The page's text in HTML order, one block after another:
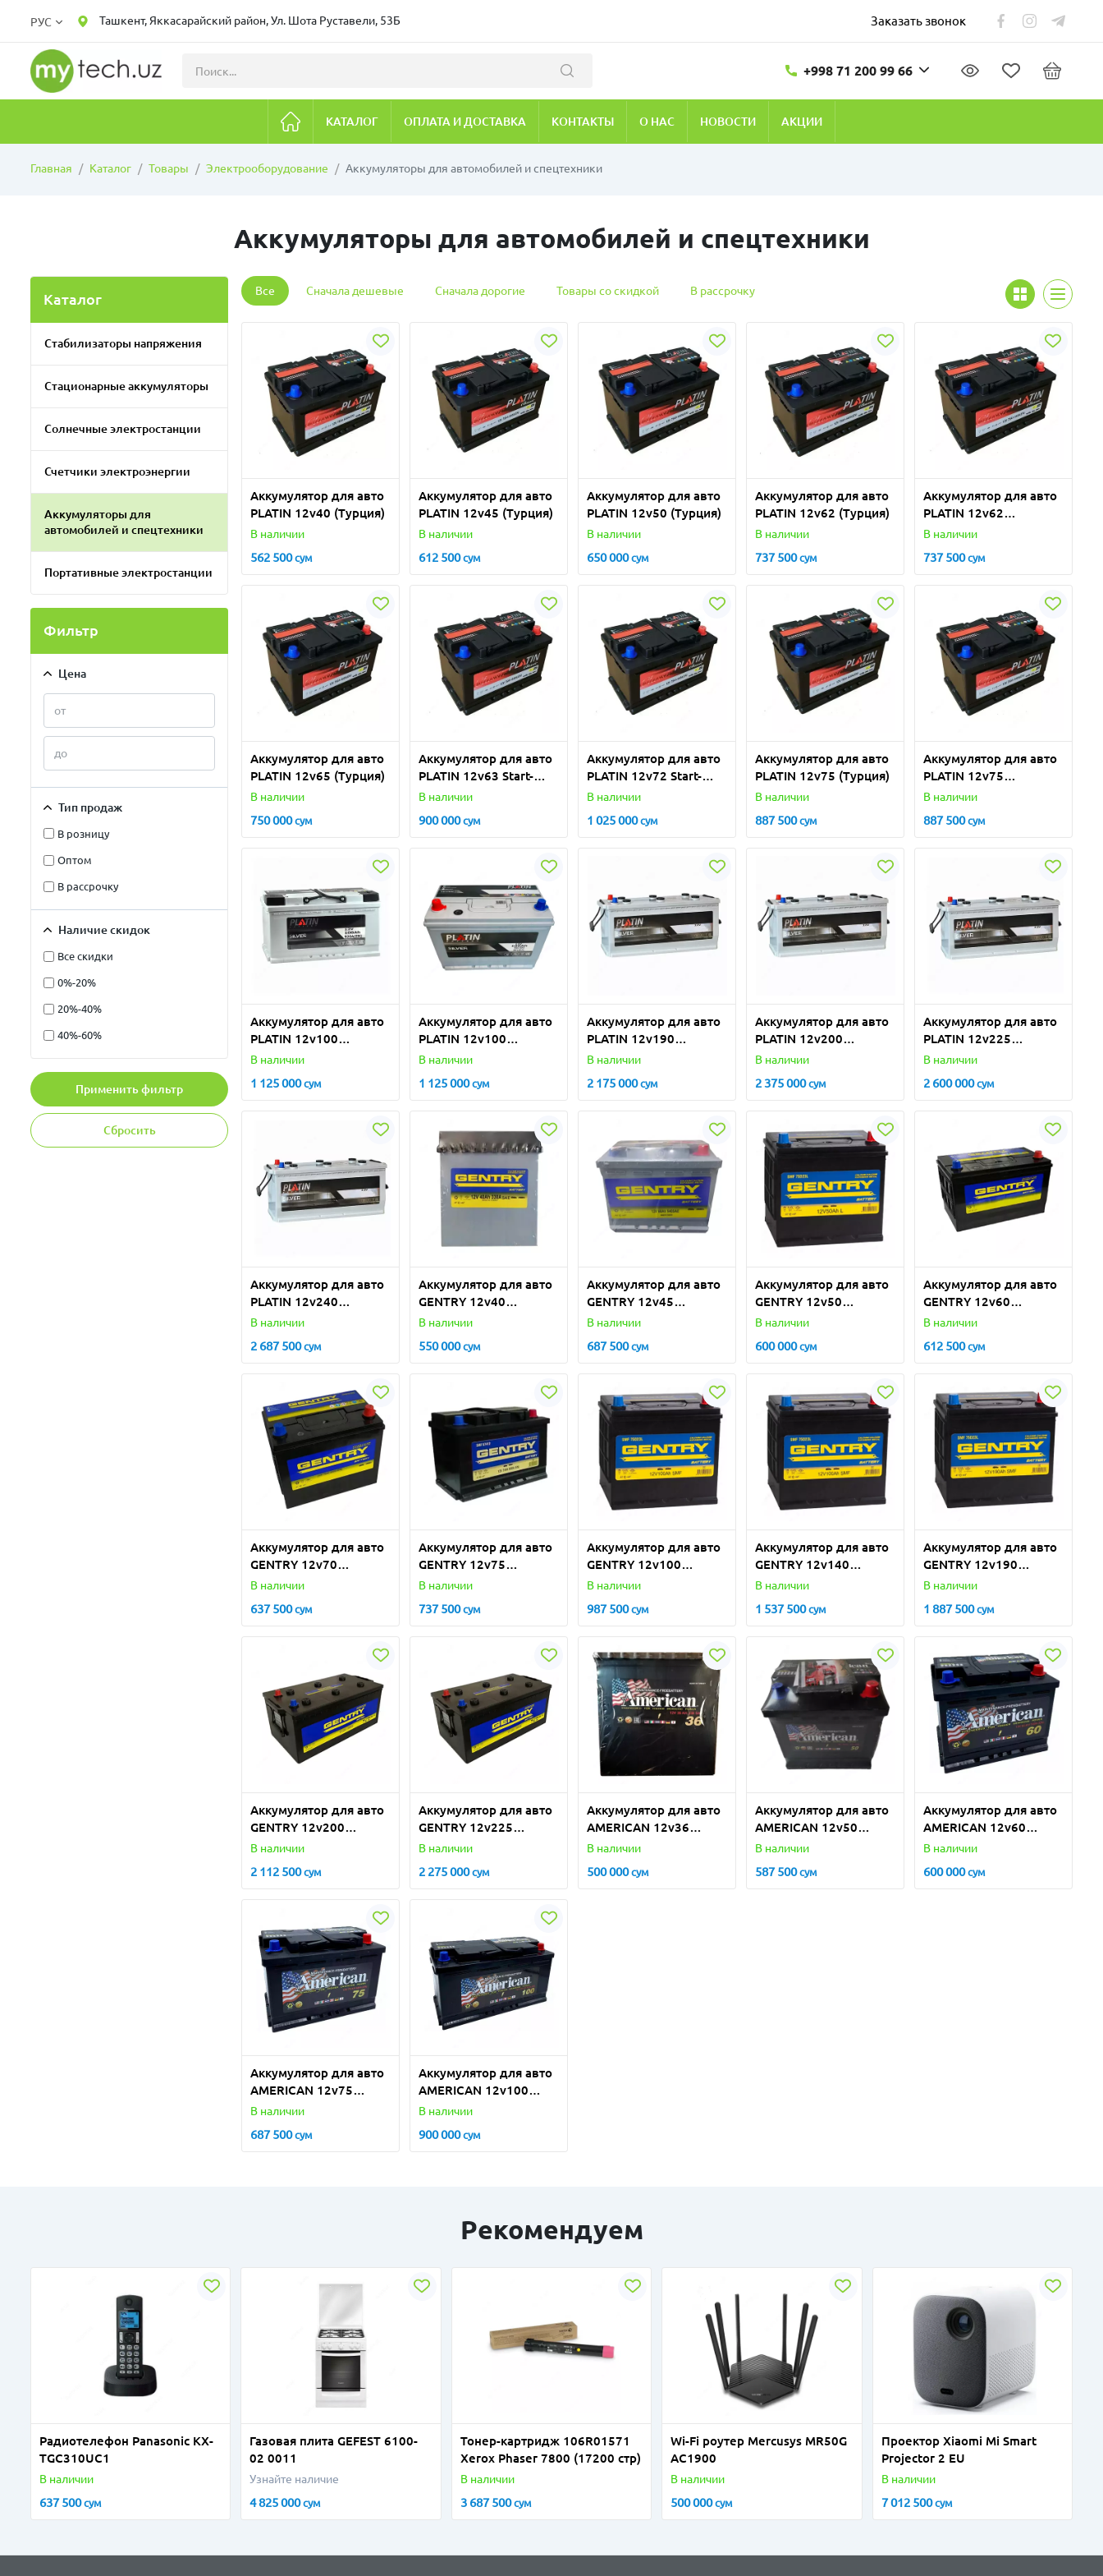
РУС Ташкент, Яккасарайский район, Ул. Шота Руставели, 53Б Заказать звонок
+998 71 200 99 66
КАТАЛОГ ОПЛАТА И ДОСТАВКА КОНТАКТЫ О НАС НОВОСТИ АКЦИИ
Главная Каталог Товары Электрооборудование Аккумуляторы для автомобилей и спецтехники
Аккумуляторы для автомобилей и спецтехники
Каталог
Стабилизаторы напряжения
Стационарные аккумуляторы
Солнечные электростанции
Счетчики электроэнергии
Аккумуляторы для
автомобилей и спецтехники
Портативные электростанции
Фильтр
Цена
Тип продаж
В розницу
Оптом
В рассрочку
Наличие скидок
Все скидки
0%-20%
20%-40%
40%-60%
Применить фильтр
Сбросить
Все Сначала дешевые Сначала дорогие Товары со скидкой В рассрочку
Аккумулятор для авто
PLATIN 12v40 (Турция)
В наличии
562 500сум
Аккумулятор для авто
PLATIN 12v45 (Турция)
В наличии
612 500сум
Аккумулятор для авто
PLATIN 12v50 (Турция)
В наличии
650 000сум
Аккумулятор для авто
PLATIN 12v62 (Турция)
В наличии
737 500сум
Аккумулятор для авто
PLATIN 12v62
Шлакоблок, Азиатский
В наличии
737 500сум
Аккумулятор для авто
PLATIN 12v65 (Турция)
В наличии
750 000сум
Аккумулятор для авто
PLATIN 12v63 Start-
Stop (Турция)
В наличии
900 000сум
Аккумулятор для авто
PLATIN 12v72 Start-
Stop (Турция)
В наличии
1 025 000сум
Аккумулятор для авто
PLATIN 12v75 (Турция)
В наличии
887 500сум
Аккумулятор для авто
PLATIN 12v75
Шлакоблок, Азиатский
В наличии
887 500сум
Аккумулятор для авто
PLATIN 12v100
(Турция)
В наличии
1 125 000сум
Аккумулятор для авто
PLATIN 12v100
Шлакоблок, Азиатский
В наличии
1 125 000сум
Аккумулятор для авто
PLATIN 12v190
(Турция)
В наличии
2 175 000сум
Аккумулятор для авто
PLATIN 12v200
(Турция)
В наличии
2 375 000сум
Аккумулятор для авто
PLATIN 12v225
(Турция)
В наличии
2 600 000сум
Аккумулятор для авто
PLATIN 12v240
(Турция)
В наличии
2 687 500сум
Аккумулятор для авто
GENTRY 12v40
(Турция)
В наличии
550 000сум
Аккумулятор для авто
GENTRY 12v45
(Турция)
В наличии
687 500сум
Аккумулятор для авто
GENTRY 12v50
(Турция)
В наличии
600 000сум
Аккумулятор для авто
GENTRY 12v60
(Турция)
В наличии
612 500сум
Аккумулятор для авто
GENTRY 12v70
(Турция)
В наличии
637 500сум
Аккумулятор для авто
GENTRY 12v75
(Турция)
В наличии
737 500сум
Аккумулятор для авто
GENTRY 12v100
(Турция)
В наличии
987 500сум
Аккумулятор для авто
GENTRY 12v140
(Турция)
В наличии
1 537 500сум
Аккумулятор для авто
GENTRY 12v190
(Турция)
В наличии
1 887 500сум
Аккумулятор для авто
GENTRY 12v200
(Турция)
В наличии
2 112 500сум
Аккумулятор для авто
GENTRY 12v225
(Турция)
В наличии
2 275 000сум
Аккумулятор для авто
AMERICAN 12v36
(Турция)
В наличии
500 000сум
Аккумулятор для авто
AMERICAN 12v50
(Турция)
В наличии
587 500сум
Аккумулятор для авто
AMERICAN 12v60
(Турция)
В наличии
600 000сум
Аккумулятор для авто
AMERICAN 12v75
(Турция)
В наличии
687 500сум
Аккумулятор для авто
AMERICAN 12v100
(Турция)
В наличии
900 000сум
Рекомендуем
Радиотелефон Panasonic KX-
TGC310UC1
В наличии
637 500сум
Газовая плита GEFEST 6100-
02 0011
Узнайте наличие
4 825 000сум
Тонер-картридж 106R01571
Xerox Phaser 7800 (17200 стр)
В наличии
3 687 500сум
Wi-Fi роутер Mercusys MR50G
AC1900
В наличии
500 000сум
Проектор Xiaomi Mi Smart
Projector 2 EU
В наличии
7 012 500сум